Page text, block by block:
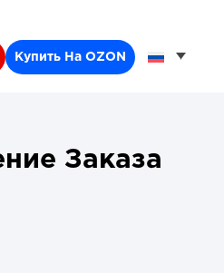
Купить На OZON
Заказа